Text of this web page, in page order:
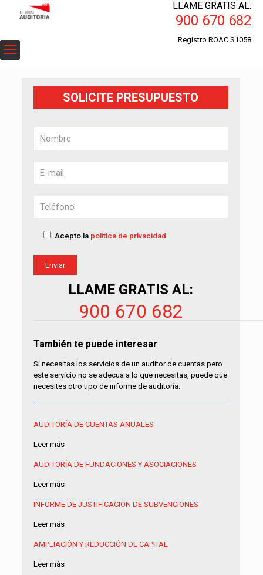
LLAME GRATIS AL:
900 670 682
Registro ROAC S1058
SOLICITE PRESUPUESTO
Acepto la política de privacidad
LLAME GRATIS AL:
900 670 682
También te puede interesar
Si necesitas los servicios de un auditor de cuentas pero
este servicio no se adecua a lo que necesitas, puede que
necesites otro tipo de informe de auditoría.
AUDITORÍA DE CUENTAS ANUALES
Leer más
AUDITORÍA DE FUNDACIONES Y ASOCIACIONES
Leer más
INFORME DE JUSTIFICACIÓN DE SUBVENCIONES
Leer más
AMPLIACIÓN Y REDUCCIÓN DE CAPITAL
Leer más